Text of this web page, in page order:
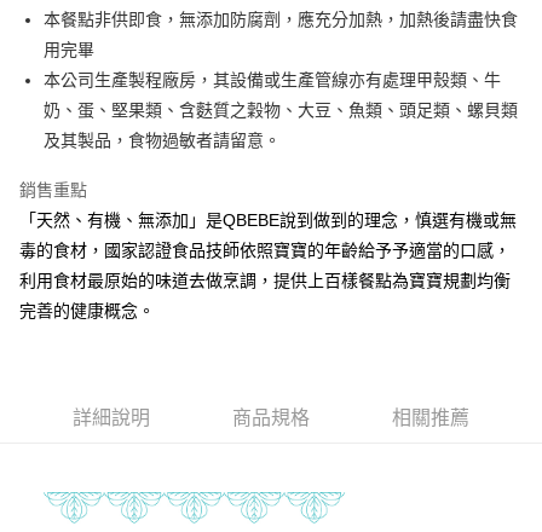
悠遊付
全盈+PAY
大哥付你分期
相關說明
1.本服務由台灣大哥大提供，台灣大哥大用戶可立即使用無須另外申請。
2.付款方式選擇「大哥付你分期」，訂單成立後會自動跳轉到大哥付的交易
流程，驗證手機門號後，選擇欲分期的期數、繳款截止日，確認付款後即完
成交易。
3.實際核准額度、可分期數及費用金額請依後續交易確認頁面所載為準。
4.訂單成立30分鐘內，如未前往確認交易或遇審核未通過，訂單將自動取
醒簡訊。
【注意事項】
1.本服務係由「台灣大哥大股份有限公司」（以下簡稱本公司）所提供，讓
AFTEE先享後付
相關說明
【關於「AFTEE先享後付」】
AFTEE先享後付是「在收到商品之後才付款」的支付方式。 讓您購物簡單
便利好安心！
１．簡單：不需註冊會員、不需綁卡、不需儲值。
１．於結帳方式選擇「AFTEE先享後付」後，將跳轉至「AFTEE先享後付」
３．收到繳費通知簡訊後14天內，點擊此簡訊中的連結，可透過四大超商／
ATM／網路銀行／等多元方式進行付款，方視為交易完成。
冷凍宅配-本島
本餐點非供即食，無添加防腐劑，應充分加熱，加熱後請盡快食
用完畢
本公司生產製程廠房，其設備或生產管線亦有處理甲殼類、牛
奶、蛋、堅果類、含麩質之穀物、大豆、魚類、頭足類、螺貝類
及其製品，食物過敏者請留意。
銷售重點
「天然、有機、無添加」是QBEBE說到做到的理念，慎選有機或無
毒的食材，國家認證食品技師依照寶寶的年齡給予予適當的口感，
利用食材最原始的味道去做烹調，提供上百樣餐點為寶寶規劃均衡
完善的健康概念。
詳細說明 商品規格 相關推薦